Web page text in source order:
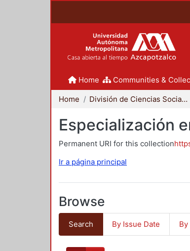
Home Communities &
Home División de Ciencias Sociales y Humanidades
Especialización
Permanent URI for this collection
Ir a página principal
Browse
Search By Issue Date